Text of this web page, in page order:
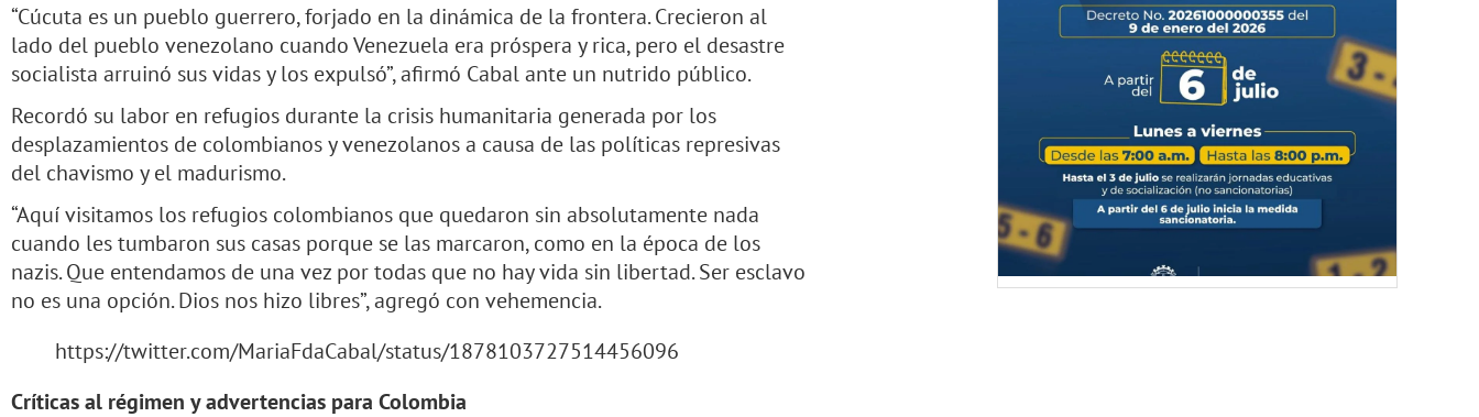
“Cúcuta es un pueblo guerrero, forjado en la dinámica de la frontera. Crecieron al
lado del pueblo venezolano cuando Venezuela era próspera y rica, pero el desastre
socialista arruinó sus vidas y los expulsó”, afirmó Cabal ante un nutrido público.
Recordó su labor en refugios durante la crisis humanitaria generada por los
desplazamientos de colombianos y venezolanos a causa de las políticas represivas
del chavismo y el madurismo.
“Aquí visitamos los refugios colombianos que quedaron sin absolutamente nada
cuando les tumbaron sus casas porque se las marcaron, como en la época de los
nazis. Que entendamos de una vez por todas que no hay vida sin libertad. Ser esclavo
no es una opción. Dios nos hizo libres”, agregó con vehemencia.
https://twitter.com/MariaFdaCabal/status/1878103727514456096
Críticas al régimen y advertencias para Colombia